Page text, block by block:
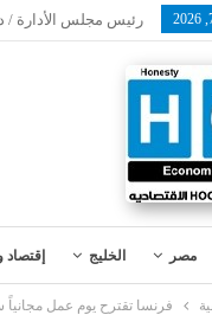
رئيس مجلس الأدارة /
مصر الخليج
فرنسا تقترح يوم عمل مجانياً